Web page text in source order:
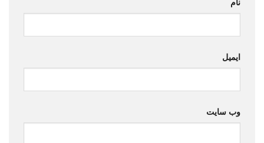
نام
ایمیل
وب‌ سایت